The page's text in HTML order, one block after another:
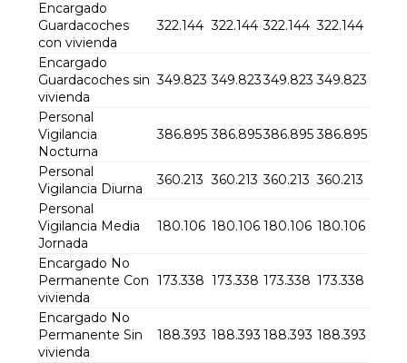
Encargado
Guardacoches
con vivienda
322.144 322.144 322.144 322.144
Encargado
Guardacoches sin
vivienda
349.823 349.823349.823 349.823
Personal
Vigilancia
Nocturna
386.895 386.895386.895 386.895
Personal
Vigilancia Diurna
360.213 360.213 360.213 360.213
Personal
Vigilancia Media
Jornada
180.106 180.106 180.106 180.106
Encargado No
Permanente Con
vivienda
173.338 173.338 173.338 173.338
Encargado No
Permanente Sin
vivienda
188.393 188.393 188.393 188.393